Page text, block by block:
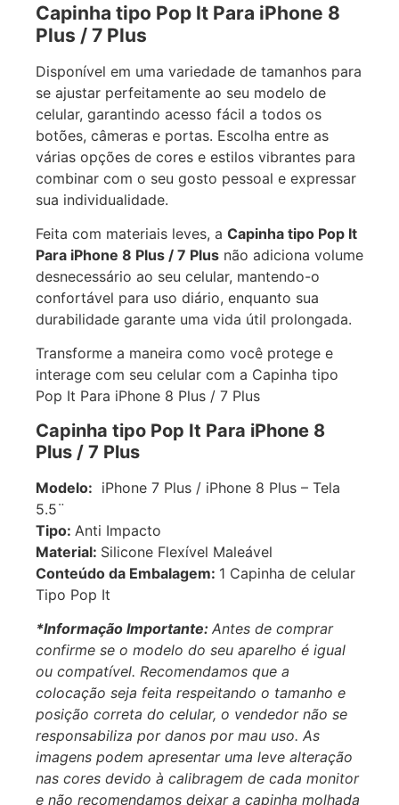
Capinha tipo Pop It Para iPhone 8
Plus / 7 Plus
Disponível em uma variedade de tamanhos para
se ajustar perfeitamente ao seu modelo de
celular, garantindo acesso fácil a todos os
botões, câmeras e portas. Escolha entre as
várias opções de cores e estilos vibrantes para
combinar com o seu gosto pessoal e expressar
sua individualidade.
Feita com materiais leves, a Capinha tipo Pop It
Para iPhone 8 Plus / 7 Plus não adiciona volume
desnecessário ao seu celular, mantendo-o
confortável para uso diário, enquanto sua
durabilidade garante uma vida útil prolongada.
Transforme a maneira como você protege e
interage com seu celular com a Capinha tipo
Pop It Para iPhone 8 Plus / 7 Plus
Capinha tipo Pop It Para iPhone 8
Plus / 7 Plus
Modelo: iPhone 7 Plus / iPhone 8 Plus – Tela
5.5¨
Tipo: Anti Impacto
Material: Silicone Flexível Maleável
Conteúdo da Embalagem: 1 Capinha de celular
Tipo Pop It
*Informação Importante: Antes de comprar
confirme se o modelo do seu aparelho é igual
ou compatível. Recomendamos que a
colocação seja feita respeitando o tamanho e
posição correta do celular, o vendedor não se
responsabiliza por danos por mau uso. As
imagens podem apresentar uma leve alteração
nas cores devido à calibragem de cada monitor
e não recomendamos deixar a capinha molhada